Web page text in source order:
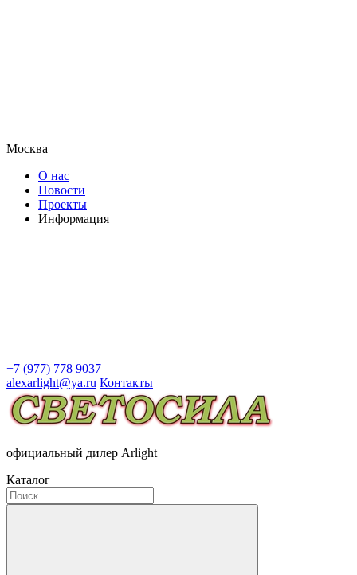
Москва
О нас
Новости
Проекты
Информация
+7 (977) 778 9037
alexarlight@ya.ru Контакты
официальный дилер Arlight
Каталог